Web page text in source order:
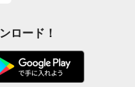
ロード！